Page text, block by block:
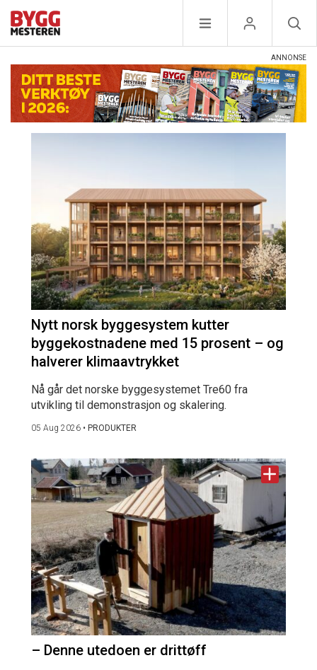
Nytt norsk byggesystem kutter
byggekostnadene med 15 prosent – og
halverer klimaavtrykket
Nå går det norske byggesystemet Tre60 fra
utvikling til demonstrasjon og skalering.
05 Aug 2026 • PRODUKTER
– Denne utedoen er drittøff